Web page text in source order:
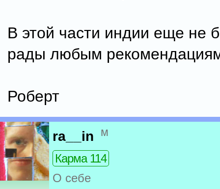
В этой части индии еще не
рады любым
Роберт
ra__in м
Карма 114
О себе